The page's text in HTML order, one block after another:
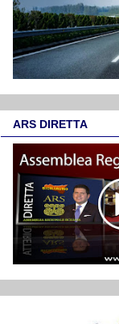
ARS DIRETTA